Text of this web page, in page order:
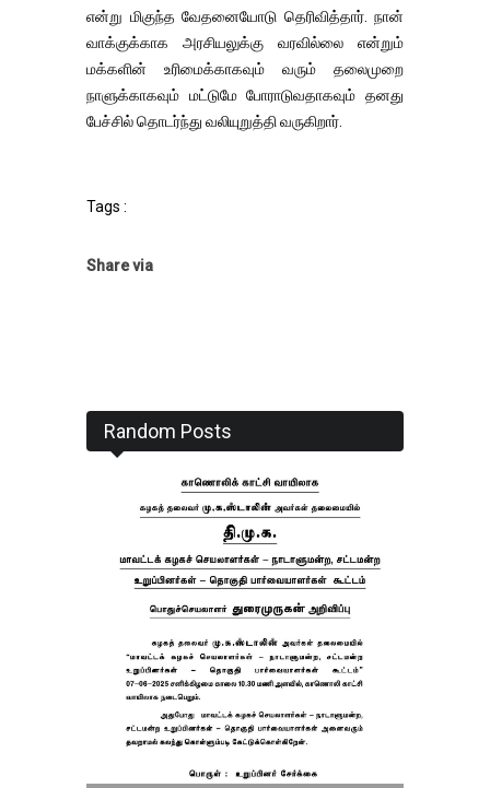
என்று மிகுந்த வேதனையோடு தெரிவித்தார். நான்
வாக்குக்காக அரசியலுக்கு வரவில்லை என்றும்
மக்களின் உரிமைக்காகவும் வரும் தலைமுறை
நாளுக்காகவும் மட்டுமே போராடுவதாகவும் தனது
பேச்சில் தொடர்ந்து வலியுறுத்தி வருகிறார்.
Tags :
Share via
Random Posts